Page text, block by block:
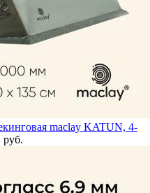
maclay KATUN, 4-
руб.